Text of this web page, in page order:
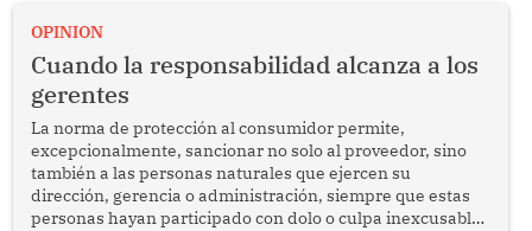
enfrenta desafíos en materia de desarrollo, cohesión
OPINION
Cuando la responsabilidad alcanza a los
gerentes
La norma de protección al consumidor permite,
excepcionalmente, sancionar no solo al proveedor, sino
también a las personas naturales que ejercen su
dirección, gerencia o administración, siempre que estas
personas hayan participado con dolo o culpa inexcusable